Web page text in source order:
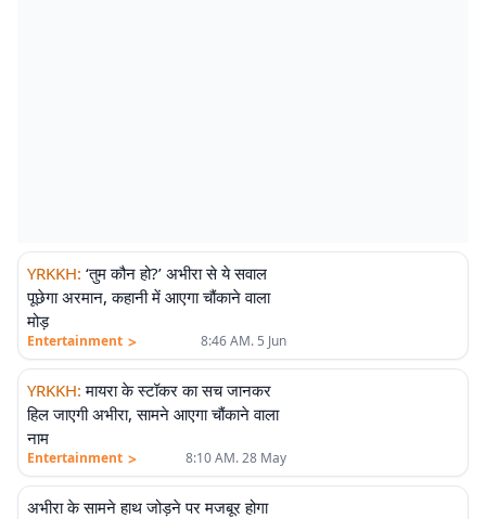
YRKKH: ‘तुम कौन हो?’ अभीरा से ये सवाल
पूछेगा अरमान, कहानी में आएगा चौंकाने वाला
मोड़
Entertainment > 8:46 AM. 5 Jun
YRKKH: मायरा के स्टॉकर का सच जानकर
हिल जाएगी अभीरा, सामने आएगा चौंकाने वाला
नाम
Entertainment > 8:10 AM. 28 May
अभीरा के सामने हाथ जोड़ने पर मजबूर होगा